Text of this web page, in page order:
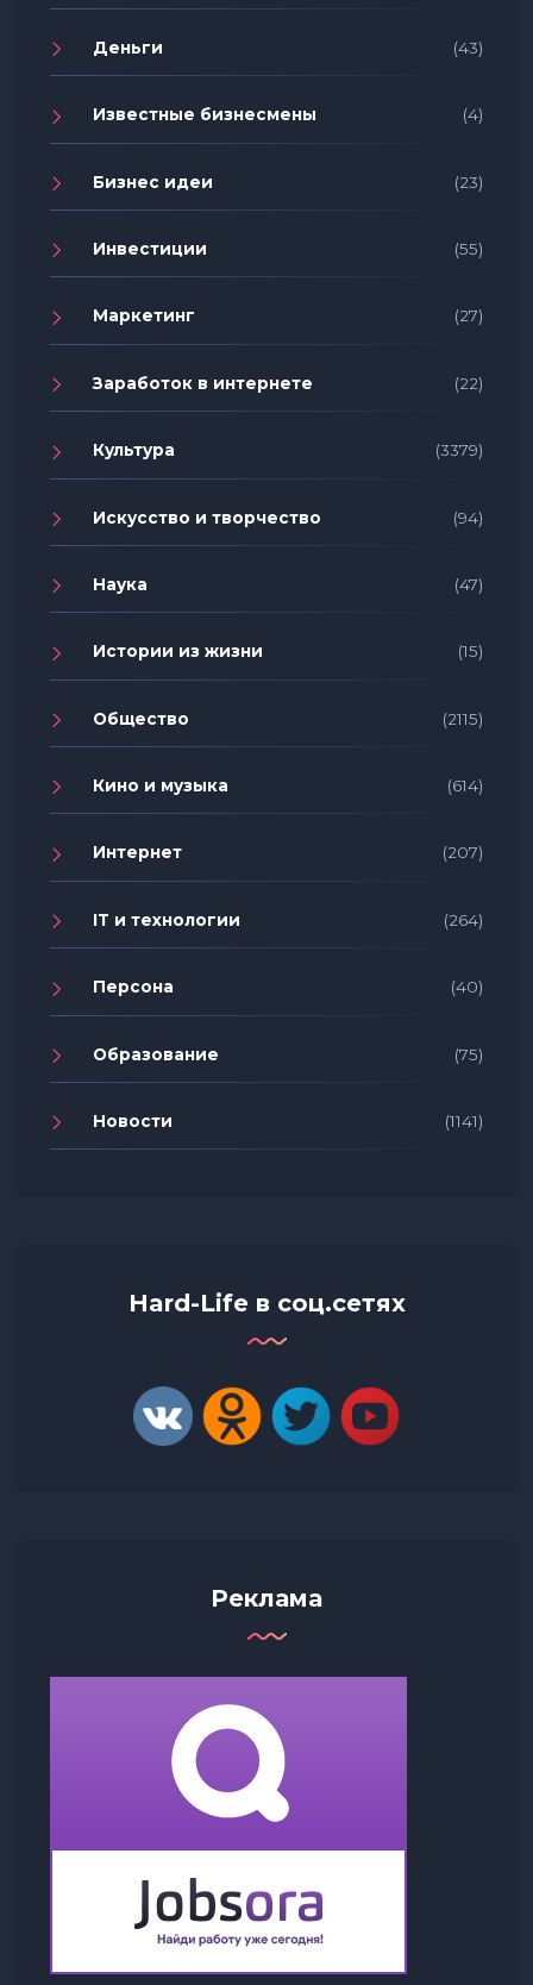
Деньги (43)
Известные бизнесмены (4)
Бизнес идеи (23)
Инвестиции (55)
Маркетинг (27)
Заработок в интернете (22)
Культура (3379)
Искусство и творчество (94)
Наука (47)
Истории из жизни (15)
Общество (2115)
Кино и музыка (614)
Интернет (207)
IT и технологии (264)
Персона (40)
Образование (75)
Новости (1141)
Hard-Life в соц.сетях
Реклама